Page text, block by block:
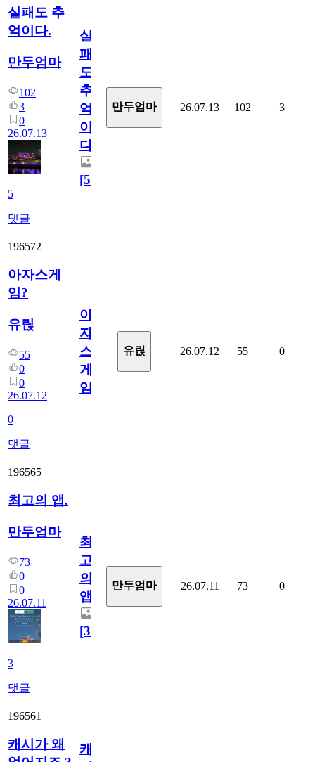
실패도 추
억이다.
만두엄마
102
3
0
26.07.13
5
댓글
실
패
도
추
억
이
다.
[5]
만두엄마 26.07.13 102 3
196572
아자스게
임?
유릱
55
0
0
26.07.12
0
댓글
아
자
스
게
임?
유릱 26.07.12 55 0
196565
최고의 앱.
만두엄마
73
0
0
26.07.11
3
댓글
최
고
의
앱.
[3]
만두엄마 26.07.11 73 0
196561
캐시가 왜
캐